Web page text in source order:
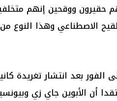
حقيرون ووقحين إنهم
الاصطناعي وهذا النوع
أن الأبوين جاي زي